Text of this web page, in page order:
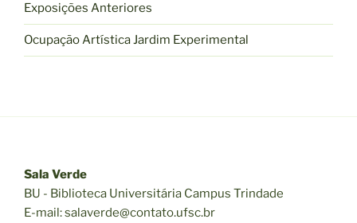
Exposições Anteriores
Ocupação Artística Jardim Experimental
Sala Verde
BU - Biblioteca Universitária Campus Trindade
E-mail: salaverde@contato.ufsc.br